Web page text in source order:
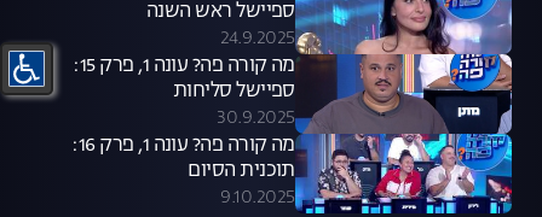
ספיישל ראש השנה
24.9.2025
מה קורה פה? עונה 1, פרק 15:
ספיישל סליחות
30.9.2025
מה קורה פה? עונה 1, פרק 16:
תוכנית הסיום
9.10.2025